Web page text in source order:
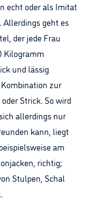
echt oder als Imitat
Allerdings geht es
der jede Frau
Kilogramm
und lässig
zur
Strick. So wird
allerdings nur
kann, liegt
am
richtig;
Stulpen, Schal